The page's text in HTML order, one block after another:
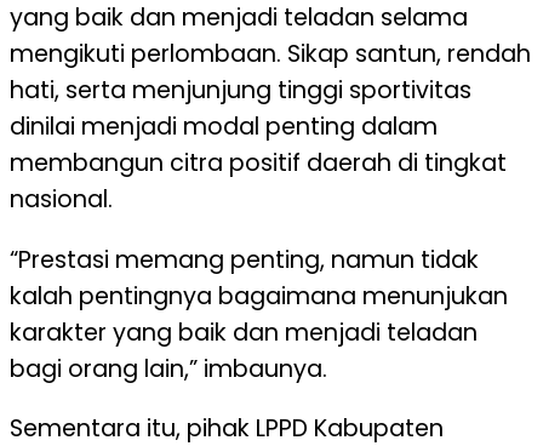
yang baik dan menjadi teladan selama
mengikuti perlombaan. Sikap santun, rendah
hati, serta menjunjung tinggi sportivitas
dinilai menjadi modal penting dalam
membangun citra positif daerah di tingkat
nasional.
“Prestasi memang penting, namun tidak
kalah pentingnya bagaimana menunjukan
karakter yang baik dan menjadi teladan
bagi orang lain,” imbaunya.
Sementara itu, pihak LPPD Kabupaten